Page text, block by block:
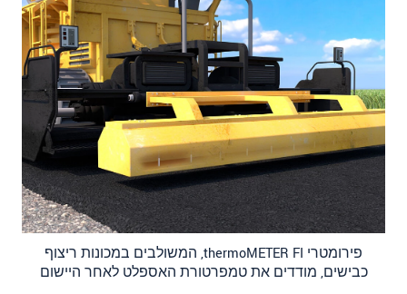
פירומטרי thermoMETER FI, המשולבים במכונות ריצוף
כבישים, מודדים את טמפרטורת האספלט לאחר היישום